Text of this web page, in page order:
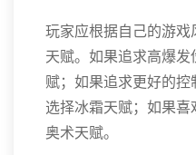
玩家应根据自己的游戏
天赋。如果追求高爆
赋；如果追求更好的控
选择冰霜天赋；如果
奥术天赋。